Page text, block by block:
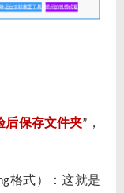
后保存文件夹” ，
格式）：这就是